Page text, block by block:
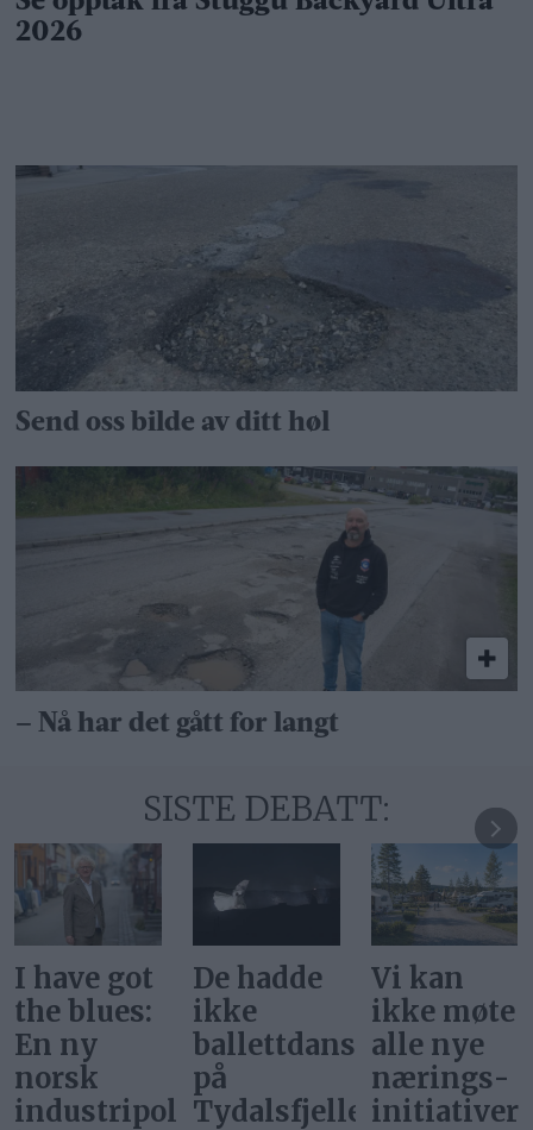
Send oss bilde av ditt høl
– Nå har det gått for langt
SISTE DEBATT:
De hadde
ikke
ballettdansere
på
Tydalsfjellet
Vi kan
ikke møte
alle nye
nærings­
initiativer
Svar på
«Gi alle
barn en
rettferdig
start»